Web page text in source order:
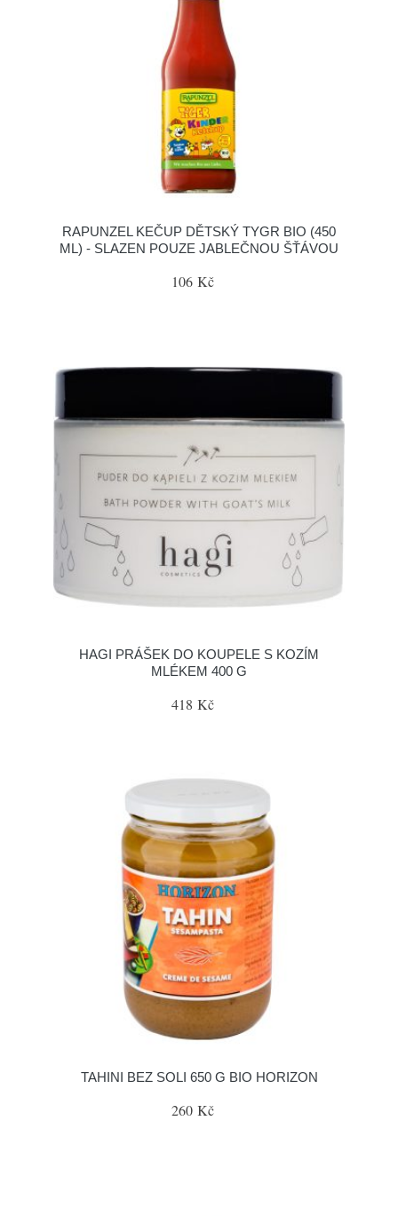
RAPUNZEL KEČUP DĚTSKÝ TYGR BIO (450
ML) - SLAZEN POUZE JABLEČNOU ŠŤÁVOU
106 Kč
HAGI PRÁŠEK DO KOUPELE S KOZÍM
MLÉKEM 400 G
418 Kč
TAHINI BEZ SOLI 650 G BIO HORIZON
260 Kč